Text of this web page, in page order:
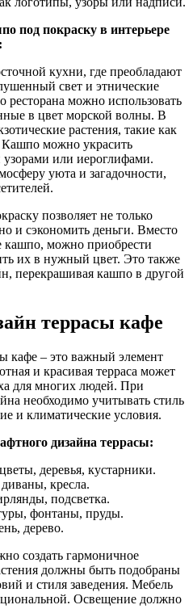
под покраску в интерьере
кухни, где преобладают
свет и этнические
ресторана можно использовать
в цвет морской волны. В
растения, такие как
Кашпо можно украсить
или иероглифами.
уюта и загадочности,
позволяет не только
и сэкономить деньги. Вместо
кашпо, можно приобрести
их в нужный цвет. Это также
перекрашивая кашпо в другой
террасы кафе
кафе – это важный элемент
и красивая терраса может
для многих людей. При
необходимо учитывать стиль
и климатические условия.
дизайна террасы:
деревья, кустарники.
кресла.
подсветка.
фонтаны, пруды.
дерево.
создать гармоничное
должны быть подобраны
и стиля заведения. Мебель
Освещение должно